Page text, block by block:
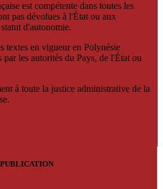
est compétente dans toutes les
pas dévolues à l'État ou aux
d'autonomie.
textes en vigueur en Polynésie
par les autorités du Pays, de l'État ou
à toute la justice administrative de la